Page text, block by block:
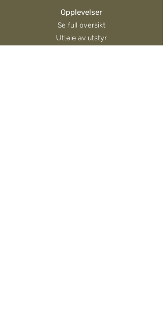
Opplevelser
Se full oversikt
Utleie av utstyr